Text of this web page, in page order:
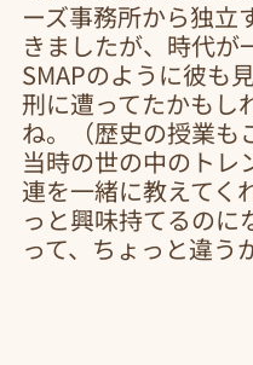
ーズ事務所から独立
きましたが、時代が
SMAPのように彼も
刑に遭ってたかもし
ね。（歴史の授業も
当時の世の中のトレ
連を一緒に教えてく
っと興味持てるのに
って、ちょっと違う